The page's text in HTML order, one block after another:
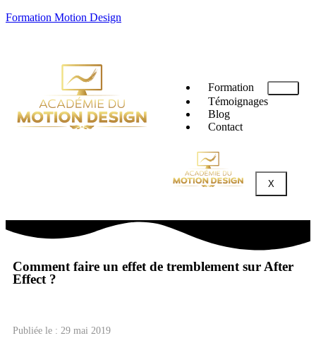
Formation Motion Design
Formation
Témoignages
Blog
Contact
X
Comment faire un effet de tremblement sur After
Effect ?
Publiée le : 29 mai 2019